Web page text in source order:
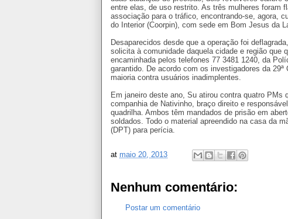
entre elas, de uso restrito. As três mulheres foram
associação para o tráfico, encontrando-se, agora,
do Interior (Coorpin), com sede em Bom Jesus da
Desaparecidos desde que a operação foi
solicita à comunidade daquela cidade e região que
encaminhada pelos telefones 77 3481 1240, da
garantido. De acordo com os investigadores da
maioria contra usuários inadimplentes.
Em janeiro deste ano, Su atirou contra quatro
companhia de Nativinho, braço direito e
quadrilha. Ambos têm mandados de prisão em
soldados. Todo o material apreendido na casa da
(DPT) para perícia.
at maio 20, 2013
Nenhum comentário:
Postar um comentário